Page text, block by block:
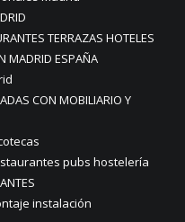
TERRAZAS HOTELES
MADRID ESPAÑA
CON MOBILIARIO Y
pubs hostelería
instalación